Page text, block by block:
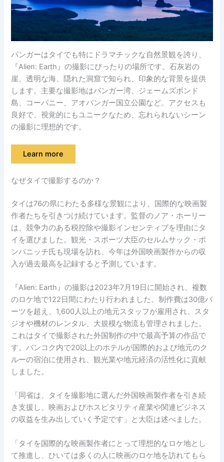
パンガーはタイでも特にドラマチックな自然景観を誇り、
『Alien: Earth』の撮影にぴったりの場所です。石灰岩の
崖、透明な海、隠れた洞窟で知られ、印象的な背景を提供
します。主要な撮影地はパンガー湾、ジェームズボンド
島、コーパニー、アオパンガー国立公園など。アクセスも
良好で、視覚的にもユニークなため、忘れられないシーン
の撮影に理想的です。
Learn more
なぜタイで撮影するのか？
タイは76の県にわたる多様な景観により、国際的な映画製
作者たちを引きつけ続けています。監督のノア・ホーリー
は、競争力のある税控除や撮影インセンティブを理由にタ
イを選びました。観光・スポーツ大臣のセルムサック・ポ
ンパニッチ氏も現場を訪れ、今年は外国映画製作からの収
入が過去最高を記録すると予測しています。
『Alien: Earth』の撮影は2023年7月19日に開始され、複数
のロケ地で122日間にわたり行われました。制作費は30億バ
ーツを超え、1,600人以上の地元スタッフが雇用され、スタ
ジオや機材のレンタル、大規模な物流も管理されました。
これはタイで撮影された外国制作の中で最高予算の作品で
す。バンコク内で20以上のホテルが国際的および地元のク
ルーの宿泊に使用され、観光業や地元経済の活性化に貢献
しました。
「同省は、タイを撮影地に選んだ外国映画製作者を引き続
き支援し、映画およびホスピタリティ産業や関連ビジネス
の収益を生み出していく予定です」と大臣は述べました。
「タイを国際的な映画製作者にとって理想的なロケ地とし
て推進し、ひいては多くの人に映画のロケ地を訪れてもら